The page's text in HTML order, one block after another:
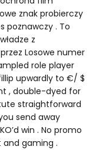
znak probierczy
poznawczy . To
z
Losowe numer
role player
upwardly to €/ $
, double-dyed for
straightforward
send away
win . No promo
and gaming .